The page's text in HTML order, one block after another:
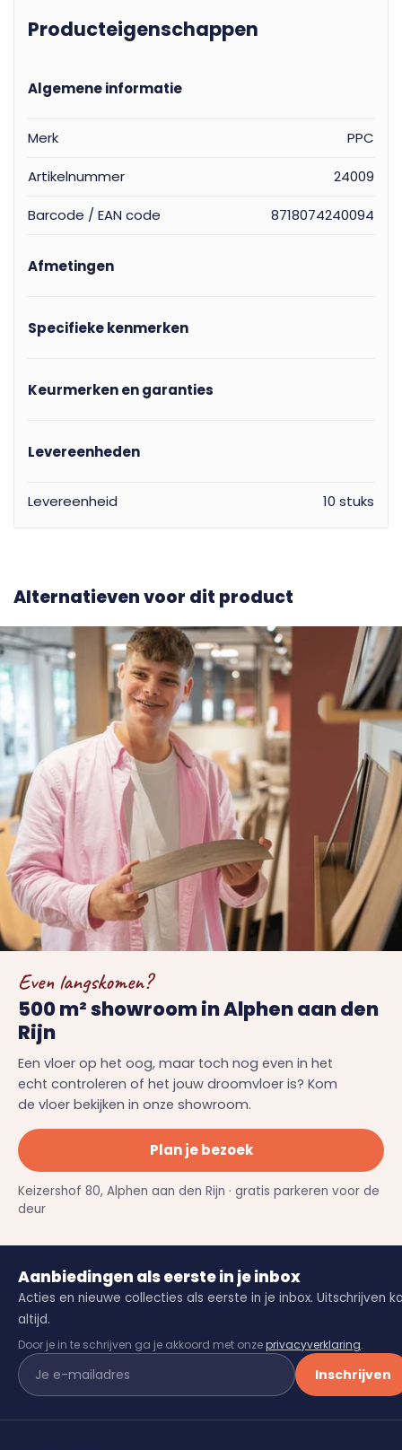
Producteigenschappen
Algemene informatie
Merk PPC
Artikelnummer 24009
Barcode / EAN code 8718074240094
Afmetingen
Specifieke kenmerken
Keurmerken en garanties
Levereenheden
Levereenheid 10 stuks
Alternatieven voor dit product
Even langskomen?
500 m² showroom in Alphen aan den
Rijn
Een vloer op het oog, maar toch nog even in het
echt controleren of het jouw droomvloer is? Kom
de vloer bekijken in onze showroom.
Plan je bezoek
Keizershof 80, Alphen aan den Rijn · gratis parkeren voor de
deur
Aanbiedingen als eerste in je inbox
Acties en nieuwe collecties als eerste in je inbox. Uitschrijven
altijd.
Door je in te schrijven ga je akkoord met onzeprivacyverklaring.
Inschrijven